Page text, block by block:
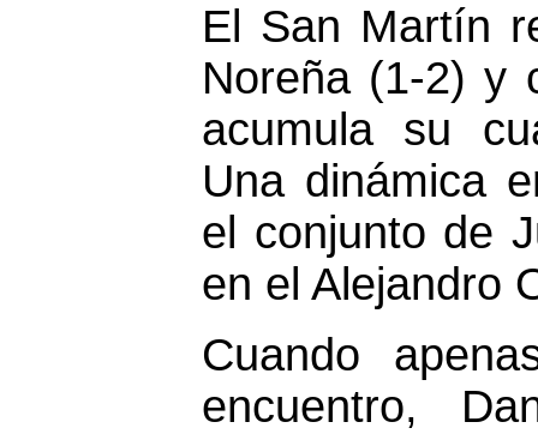
E l San Martín
Noreña (1-2) y
acumula su
Una dinámica
el conjunto de
en el Alejandro
Cuando
encuentro,